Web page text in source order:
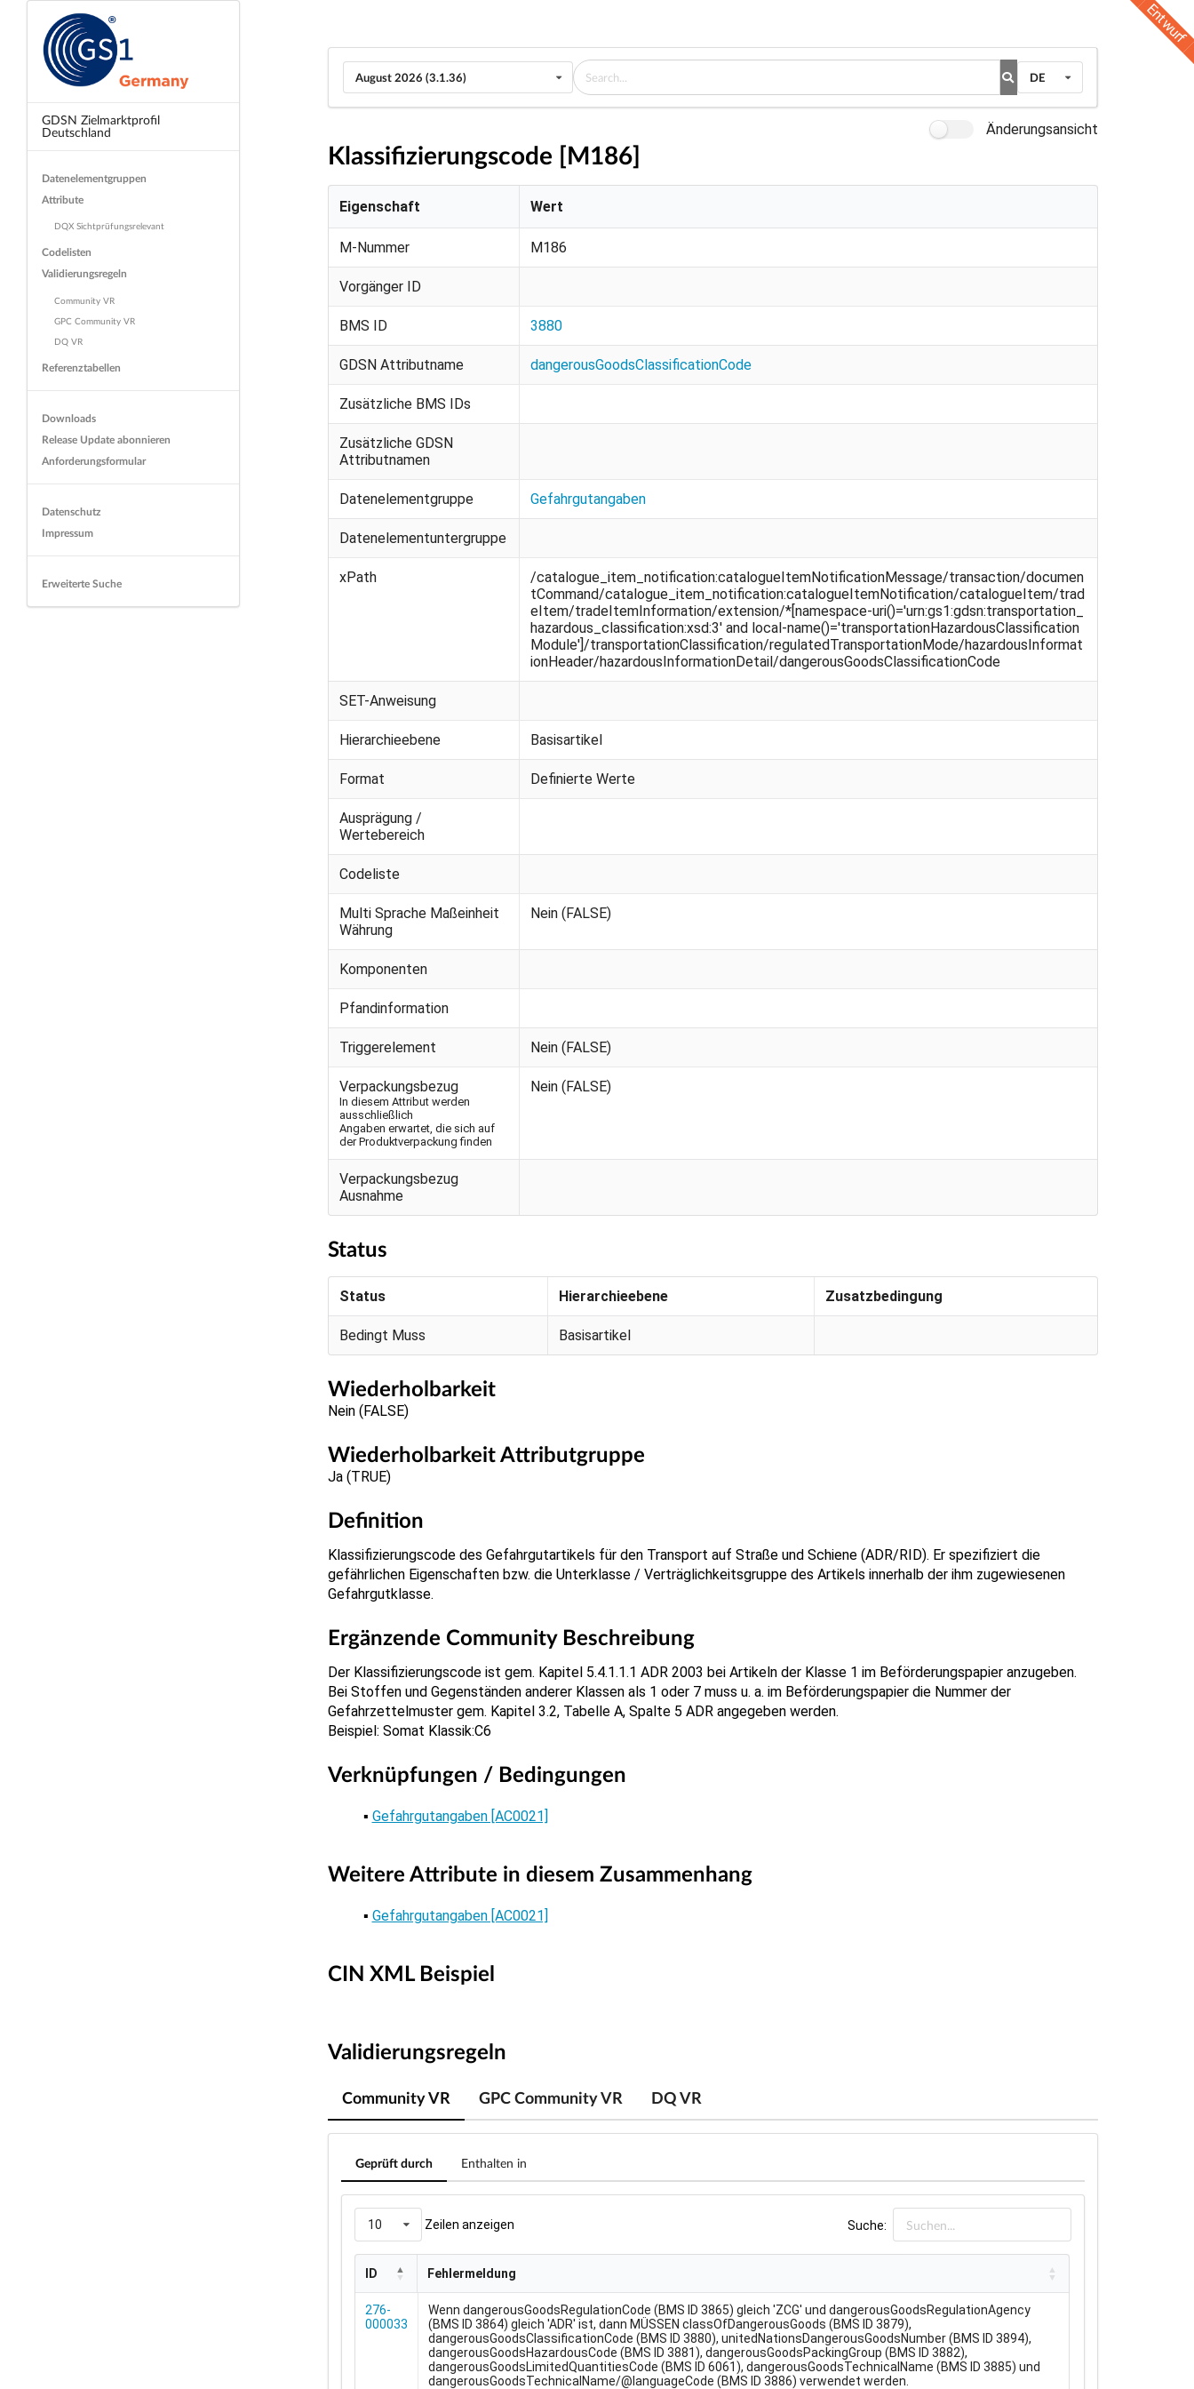
Entwurf
GDSN Zielmarktprofil
Deutschland
Datenelementgruppen
Attribute
DQX Sichtprüfungsrelevant
Codelisten
Validierungsregeln
Community VR
GPC Community VR
DQ VR
Referenztabellen
Downloads
Release Update abonnieren
Anforderungsformular
Datenschutz
Impressum
Erweiterte Suche
August 2026 (3.1.36) DE
Änderungsansicht
Klassifizierungscode [M186]
Eigenschaft Wert
M-Nummer M186
Vorgänger ID
BMS ID 3880
GDSN Attributname dangerousGoodsClassificationCode
Zusätzliche BMS IDs
Zusätzliche GDSN
Attributnamen
Datenelementgruppe Gefahrgutangaben
Datenelementuntergruppe
xPath
/catalogue_item_notification:catalogueItemNotificationMessage/transaction/documen
tCommand/catalogue_item_notification:catalogueItemNotification/catalogueItem/trad
eItem/tradeItemInformation/extension/*[namespace-uri()='urn:gs1:gdsn:transportation_
hazardous_classification:xsd:3' and local-name()='transportationHazardousClassification
Module']/transportationClassification/regulatedTransportationMode/hazardousInformat
ionHeader/hazardousInformationDetail/dangerousGoodsClassificationCode
SET-Anweisung
Hierarchieebene Basisartikel
Format Definierte Werte
Ausprägung /
Wertebereich
Codeliste
Multi Sprache Maßeinheit
Währung
Nein (FALSE)
Komponenten
Pfandinformation
Triggerelement Nein (FALSE)
Verpackungsbezug
In diesem Attribut werden
ausschließlich
Angaben erwartet, die sich auf
der Produktverpackung finden
Nein (FALSE)
Verpackungsbezug
Ausnahme
Status
Status Hierarchieebene Zusatzbedingung
Bedingt Muss Basisartikel
Wiederholbarkeit
Nein (FALSE)
Wiederholbarkeit Attributgruppe
Ja (TRUE)
Definition
Klassifizierungscode des Gefahrgutartikels für den Transport auf Straße und Schiene (ADR/RID). Er spezifiziert die
gefährlichen Eigenschaften bzw. die Unterklasse / Verträglichkeitsgruppe des Artikels innerhalb der ihm zugewiesenen
Gefahrgutklasse.
Ergänzende Community Beschreibung
Der Klassifizierungscode ist gem. Kapitel 5.4.1.1.1 ADR 2003 bei Artikeln der Klasse 1 im Beförderungspapier anzugeben.
Bei Stoffen und Gegenständen anderer Klassen als 1 oder 7 muss u. a. im Beförderungspapier die Nummer der
Gefahrzettelmuster gem. Kapitel 3.2, Tabelle A, Spalte 5 ADR angegeben werden.
Beispiel: Somat Klassik:C6
Verknüpfungen / Bedingungen
Gefahrgutangaben [AC0021]
Weitere Attribute in diesem Zusammenhang
Gefahrgutangaben [AC0021]
CIN XML Beispiel
Validierungsregeln
Community VR GPC Community VR DQ VR
Geprüft durch Enthalten in
10 Zeilen anzeigen Suche:
ID
Fehlermeldung
276-
000033
Wenn dangerousGoodsRegulationCode (BMS ID 3865) gleich 'ZCG' und dangerousGoodsRegulationAgency
(BMS ID 3864) gleich 'ADR' ist, dann MÜSSEN classOfDangerousGoods (BMS ID 3879),
dangerousGoodsClassificationCode (BMS ID 3880), unitedNationsDangerousGoodsNumber (BMS ID 3894),
dangerousGoodsHazardousCode (BMS ID 3881), dangerousGoodsPackingGroup (BMS ID 3882),
dangerousGoodsLimitedQuantitiesCode (BMS ID 6061), dangerousGoodsTechnicalName (BMS ID 3885) und
dangerousGoodsTechnicalName/@languageCode (BMS ID 3886) verwendet werden.